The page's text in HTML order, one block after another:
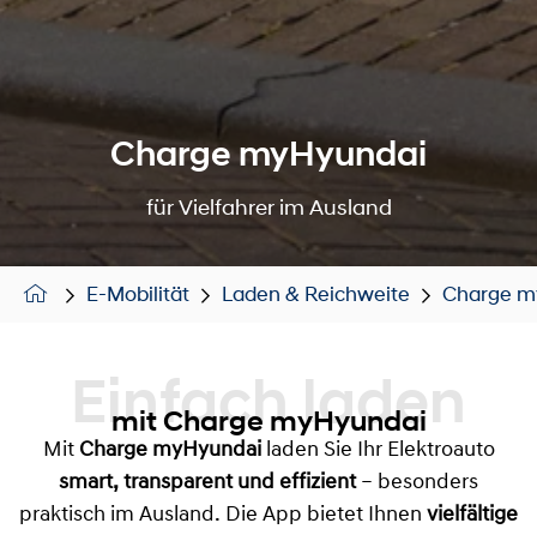
Charge myHyundai
für Vielfahrer im Ausland
E-Mobilität Laden & Reichweite Charge
Einfach laden
mit Charge myHyundai
Mit Charge myHyundailaden Sie Ihr Elektroauto
smart, transparent und effizient– besonders
praktisch im Ausland. Die App bietet Ihnen vielfältige